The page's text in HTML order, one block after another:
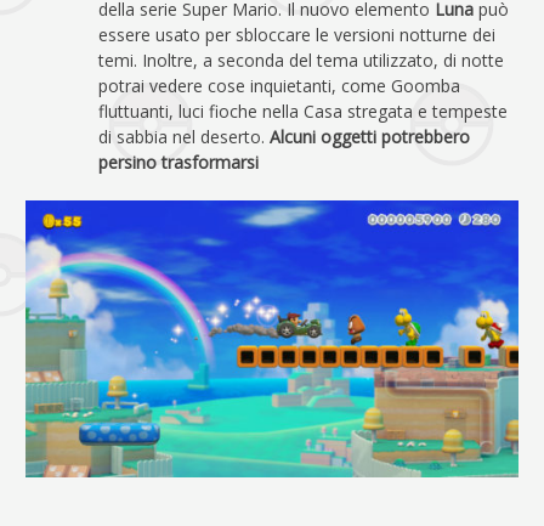
della serie Super Mario. Il nuovo elemento Luna può
essere usato per sbloccare le versioni notturne dei
temi. Inoltre, a seconda del tema utilizzato, di notte
potrai vedere cose inquietanti, come Goomba
fluttuanti, luci fioche nella Casa stregata e tempeste
di sabbia nel deserto. Alcuni oggetti potrebbero
persino trasformarsi